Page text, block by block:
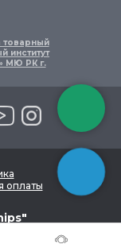
оплаты
товарный
институт
МЮ РК г.